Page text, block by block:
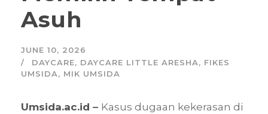
Asuh
JUNE 10, 2026
DAYCARE, DAYCARE LITTLE ARESHA, FIKES
UMSIDA, MIK UMSIDA
Umsida.ac.id – Kasus dugaan kekerasan di